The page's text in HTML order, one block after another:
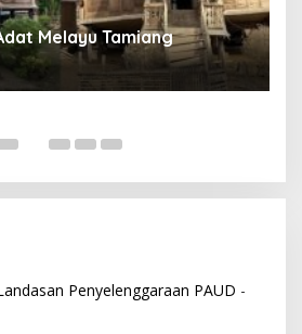
Melayu Tamiang
Penyelenggaraan PAUD -